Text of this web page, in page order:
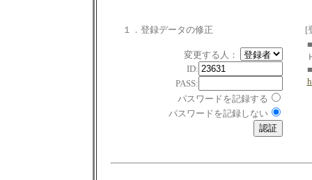
１．登録データの修正
変更する人：
ID:
PASS:
パスワードを記録する
パスワードを記録しない
[